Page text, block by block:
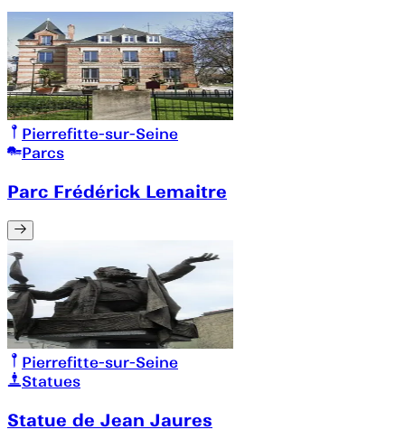
Pierrefitte-sur-Seine
Parcs
Parc Frédérick Lemaitre
Pierrefitte-sur-Seine
Statues
Statue de Jean Jaures